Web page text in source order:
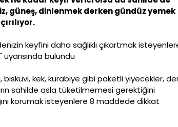
güneş, dinlenmek derken gündüz yemek
keyfini daha sağlıklı çıkartmak
bulundu
bisküvi, kek, kurabiye gibi paketli yiyecekler,
sahilde asla tüketilmemesi gerektiğini
korumak isteyenlere 8 maddede dikkat